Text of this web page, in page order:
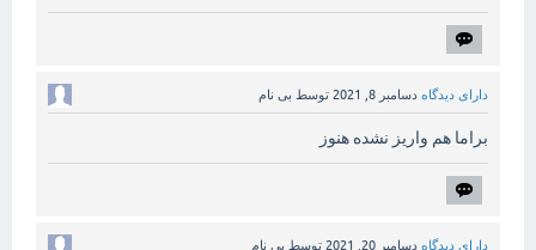
دارای دیدگاه دسامبر 8, 2021 توسط بی نام
براما هم واریز نشده هنوز
دارای دیدگاه دسامبر 20, 2021 توسط بی نام